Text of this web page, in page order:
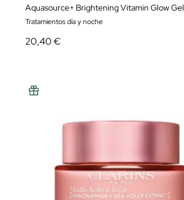
Aquasource+ Brightening Vitamin Glow Gel
Tratamientos día y noche
20,40 €